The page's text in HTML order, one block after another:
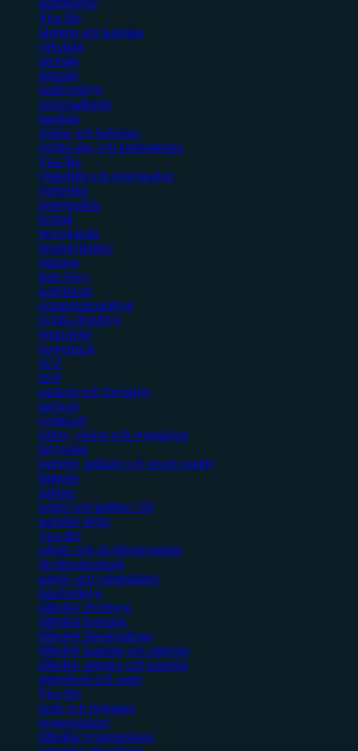
fästtillbehör
Visa fler
sågning och kapning
cirkelsåg
sticksåg
tigersåg
multiverktyg
universalkapar
bandsåg
rörkap och kabelsax
övriga såg- och kapmaskiner
Visa fler
vinkelslip och polermaskin
vinkelslip
polermaskin
betong
betongsloda
betongvibrator
slipning
high force
kabelsaxar
expansionsverktyg
övriga elverktyg
fogpistoler
powerpack
m12
m18
packout och förvaring
packout
toolguard
bälten, väskor och ryggsäckar
belysning
batterier, laddare och power supply
batterier
laddare
batteri och laddare i kit
portabel ström
Visa fler
arbets- och skyddsutrustning
skyddsutrustning
arbets- och värmekläder
handverktyg
tillbehör elverktyg
tillbehör borrning
tillbehör fästanordning
tillbehör kapning och slipning
tillbehör sågning och kapning
arbetsbord och stativ
Visa fler
radio och högtalare
byggmaskiner
tillbehör byggmaskiner